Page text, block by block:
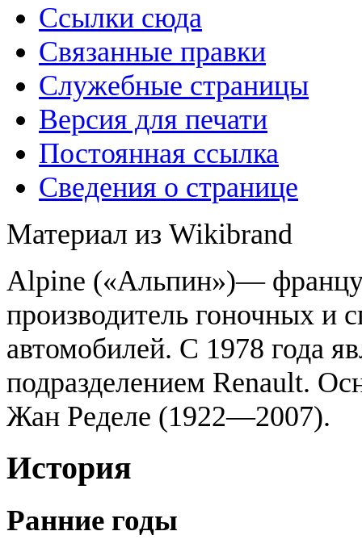
Ссылки сюда
Связанные правки
Служебные страницы
Версия для печати
Постоянная ссылка
Сведения о странице
Материал из Wikibrand
Alpine («Альпин»)—
производитель гоночных и
автомобилей. С 1978 года
подразделением Renault.
Жан Ределе (1922—2007).
История
Ранние годы